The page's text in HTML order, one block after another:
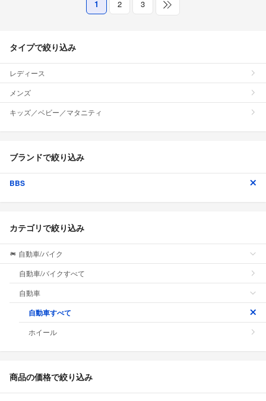
1 2 3
タイプで絞り込み
レディース
メンズ
キッズ／ベビー／マタニティ
ブランドで絞り込み
BBS
カテゴリで絞り込み
自動車/バイク
自動車/バイクすべて
自動車
自動車すべて
ホイール
商品の価格で絞り込み